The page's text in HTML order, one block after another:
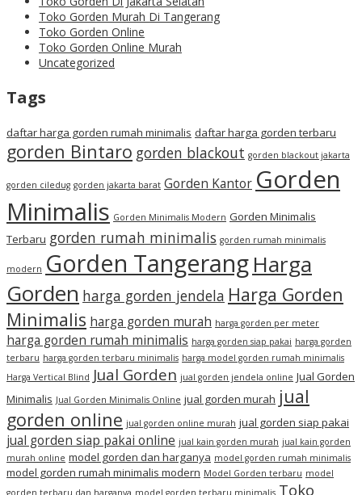
Toko Gorden Murah Di Tangerang
Toko Gorden Online
Toko Gorden Online Murah
Uncategorized
Tags
daftar harga gorden rumah minimalis daftar harga gorden terbaru
gorden Bintaro gorden blackout gorden blackout jakarta
gorden ciledug gorden jakarta barat Gorden Kantor Gorden
Minimalis Gorden Minimalis Modern Gorden Minimalis
Terbaru gorden rumah minimalis gorden rumah minimalis
modern Gorden TangerangHarga
Gorden harga gorden jendela Harga Gorden
Minimalis harga gorden murah harga gorden per meter
harga gorden rumah minimalis harga gorden siap pakai harga gorden
terbaru harga gorden terbaru minimalis harga model gorden rumah minimalis
Harga Vertical Blind Jual Gorden jual gorden jendela online Jual Gorden
Minimalis Jual Gorden Minimalis Online jual gorden murah jual
gorden online jual gorden online murah jual gorden siap pakai
jual gorden siap pakai online jual kain gorden murah jual kain gorden
murah online model gorden dan harganya model gorden rumah minimalis
model gorden rumah minimalis modern Model Gorden terbaru model
gorden terbaru dan harganya model gorden terbaru minimalis Toko